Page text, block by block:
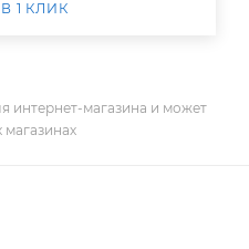
1 КЛИК
интернет-магазина и может
магазинах